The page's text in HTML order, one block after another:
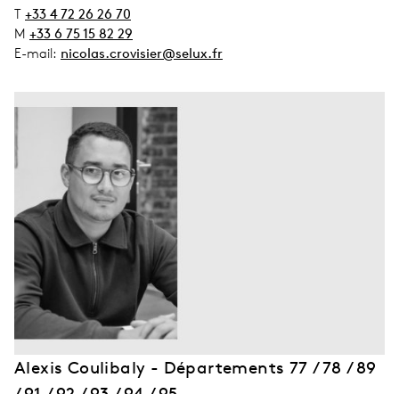
T +33 4 72 26 26 70
M +33 6 75 15 82 29
E-mail: nicolas.crovisier@selux.fr
Alexis Coulibaly - Départements 77 / 78 / 89